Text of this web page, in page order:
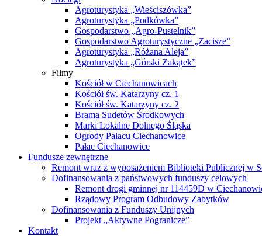
Agroturystyka „Wieściszówka”
Agroturystyka „Podkówka”
Gospodarstwo „Agro-Pustelnik”
Gospodarstwo Agroturystyczne „Zacisze”
Agroturystyka „Różana Aleja”
Agroturystyka „Górski Zakątek”
Filmy
Kościół w Ciechanowicach
Kościół św. Katarzyny cz. 1
Kościół św. Katarzyny cz. 2
Brama Sudetów Środkowych
Marki Lokalne Dolnego Śląska
Ogrody Pałacu Ciechanowice
Pałac Ciechanowice
Fundusze zewnętrzne
Remont wraz z wyposażeniem Biblioteki Publicznej w
Dofinansowania z państwowych funduszy celowych
Remont drogi gminnej nr 114459D w
Rządowy Program Odbudowy Zabytków
Dofinansowania z Funduszy Unijnych
Projekt „Aktywne Pogranicze”
Kontakt